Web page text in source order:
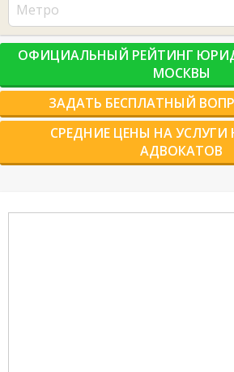
Метро
ОФИЦИАЛЬНЫЙ РЕЙТИНГ
МОСКВЫ
ЗАДАТЬ БЕСПЛАТНЫЙ
СРЕДНИЕ ЦЕНЫ НА
АДВОКАТОВ